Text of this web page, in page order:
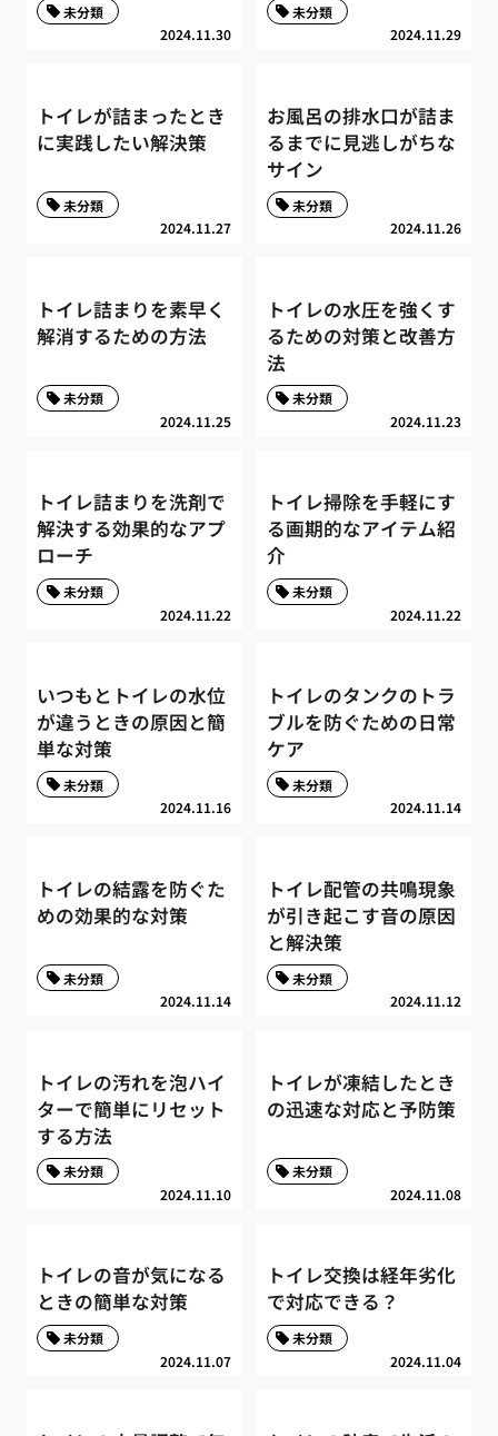
2024.11.30
未分類
2024.11.29
未分類
トイレが詰まったとき
に実践したい解決策
2024.11.27
未分類
お風呂の排水口が詰ま
るまでに見逃しがちな
サイン
2024.11.26
未分類
トイレ詰まりを素早く
解消するための方法
2024.11.25
未分類
トイレの水圧を強くす
るための対策と改善方
法
2024.11.23
未分類
トイレ詰まりを洗剤で
解決する効果的なアプ
ローチ
2024.11.22
未分類
トイレ掃除を手軽にす
る画期的なアイテム紹
介
2024.11.22
未分類
いつもとトイレの水位
が違うときの原因と簡
単な対策
2024.11.16
未分類
トイレのタンクのトラ
ブルを防ぐための日常
ケア
2024.11.14
未分類
トイレの結露を防ぐた
めの効果的な対策
2024.11.14
未分類
トイレ配管の共鳴現象
が引き起こす音の原因
と解決策
2024.11.12
未分類
トイレの汚れを泡ハイ
ターで簡単にリセット
する方法
2024.11.10
未分類
トイレが凍結したとき
の迅速な対応と予防策
2024.11.08
未分類
トイレの音が気になる
ときの簡単な対策
2024.11.07
未分類
トイレ交換は経年劣化
で対応できる？
2024.11.04
未分類